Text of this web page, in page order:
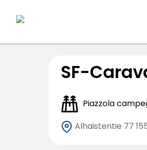
SF-
Piazzola
Alhaistentie 77